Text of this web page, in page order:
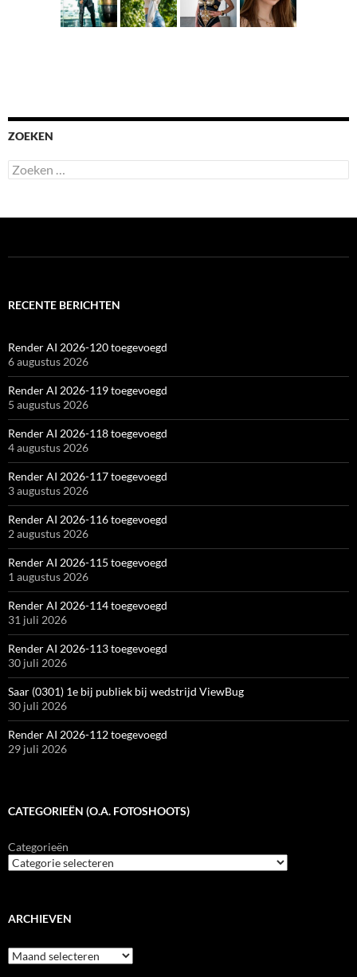
ZOEKEN
Zoeken
naar:
RECENTE BERICHTEN
Render AI 2026-120 toegevoegd
6 augustus 2026
Render AI 2026-119 toegevoegd
5 augustus 2026
Render AI 2026-118 toegevoegd
4 augustus 2026
Render AI 2026-117 toegevoegd
3 augustus 2026
Render AI 2026-116 toegevoegd
2 augustus 2026
Render AI 2026-115 toegevoegd
1 augustus 2026
Render AI 2026-114 toegevoegd
31 juli 2026
Render AI 2026-113 toegevoegd
30 juli 2026
Saar (0301) 1e bij publiek bij wedstrijd ViewBug
30 juli 2026
Render AI 2026-112 toegevoegd
29 juli 2026
CATEGORIEËN (O.A. FOTOSHOOTS)
Categorieën
ARCHIEVEN
Archieven